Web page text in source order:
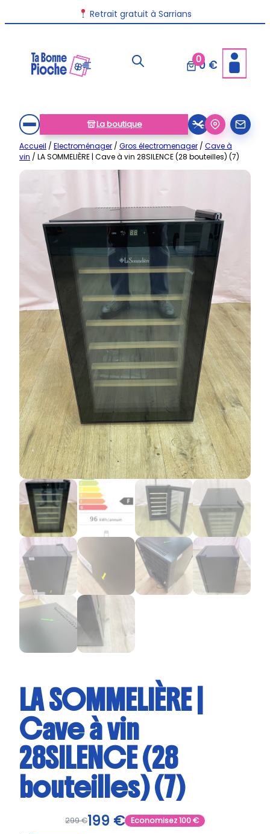
au
Retrait gratuit à Sarrians
00 €
La boutique
Accueil / Electroménager / Gros électromenager / Cave à
vin / LA SOMMELIÈRE | Cave à vin 28SILENCE (28 bouteilles) (7)
LA SOMMELIÈRE |
Cave à vin
28SILENCE (28
bouteilles) (7)
299€199 € Economisez100€